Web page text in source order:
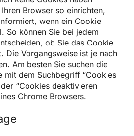
Browser so einrichten,
wenn ein Cookie
So können Sie bei jedem
ob Sie das Cookie
Die Vorgangsweise ist je nach
Am besten Sie suchen die
mit dem Suchbegriff “Cookies
“Cookies deaktivieren
Chrome Browsers.